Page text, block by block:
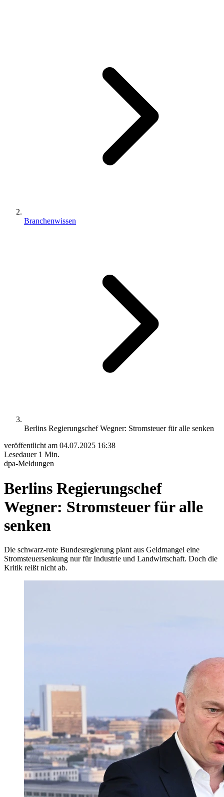
Branchenwissen
Berlins Regierungschef Wegner: Stromsteuer für alle senken
veröffentlicht am 04.07.2025 16:38
Lesedauer 1 Min.
dpa-Meldungen
Berlins Regierungschef
Wegner: Stromsteuer für alle
senken
Die schwarz-rote Bundesregierung plant aus Geldmangel eine
Stromsteuersenkung nur für Industrie und Landwirtschaft. Doch die
Kritik reißt nicht ab.